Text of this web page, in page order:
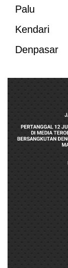
Palu
Kendari
Denpasar